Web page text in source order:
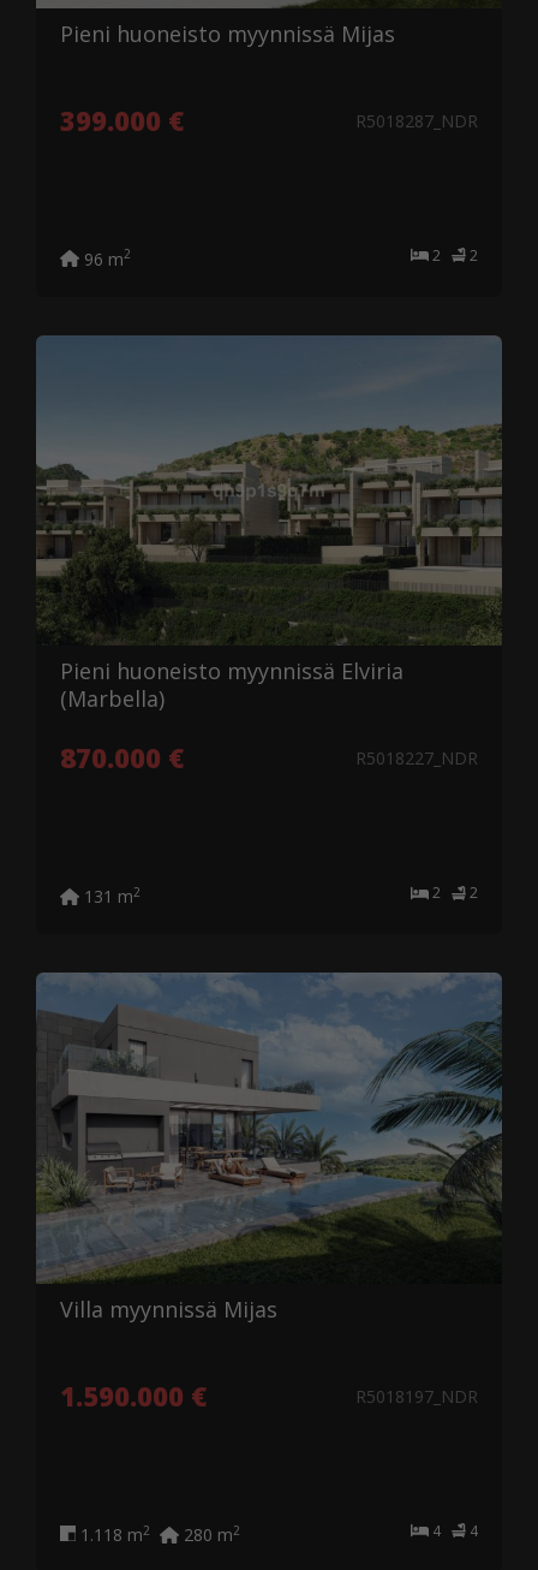
Pieni huoneisto myynnissä Mijas
399.000 € R5018287_NDR
2 2
96 m2
Pieni huoneisto myynnissä Elviria
(Marbella)
870.000 € R5018227_NDR
2 2
131 m2
Villa myynnissä Mijas
1.590.000 € R5018197_NDR
4 4
1.118 m2 280 m2